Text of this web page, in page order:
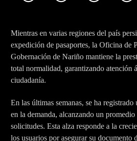
Rumba Stereo 104.7
Mientras en varias regiones del país
expedición de pasaportes, la Oficina de
Gobernación de Nariño mantiene la
total normalidad, garantizando atención
ciudadanía.
En las últimas semanas, se ha
en la demanda, alcanzando un
solicitudes. Esta alza responde a la
los usuarios por asegurar su documento